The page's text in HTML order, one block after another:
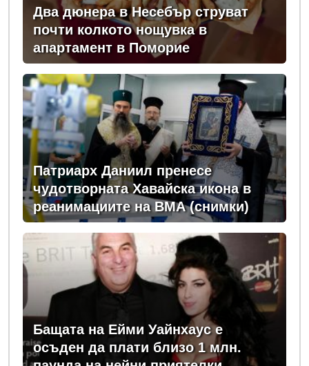
Два дюнера в Несебър струват
почти колкото нощувка в
апартамент в Поморие
Патриарх Даниил пренесе
чудотворната Хавайска икона в
реанимациите на ВМА (снимки)
Бащата на Ейми Уайнхаус е
осъден да плати близо 1 млн.